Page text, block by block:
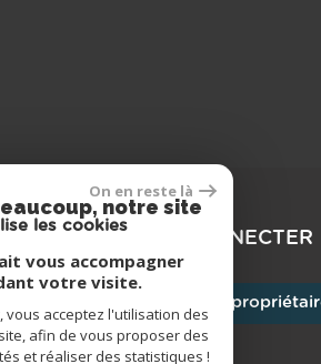
SE CONNECTER
Espace
On en reste là
notre site
les cookies
vous accompagner
votre visite.
vous acceptez l'utilisation des
afin de vous proposer des
et réaliser des statistiques !